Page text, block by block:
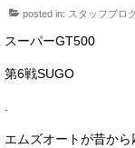
エムズオー
店舗情報
posted in: スタッフブロ
スーパーGT500
第6戦SUGO
エムズオートが昔か